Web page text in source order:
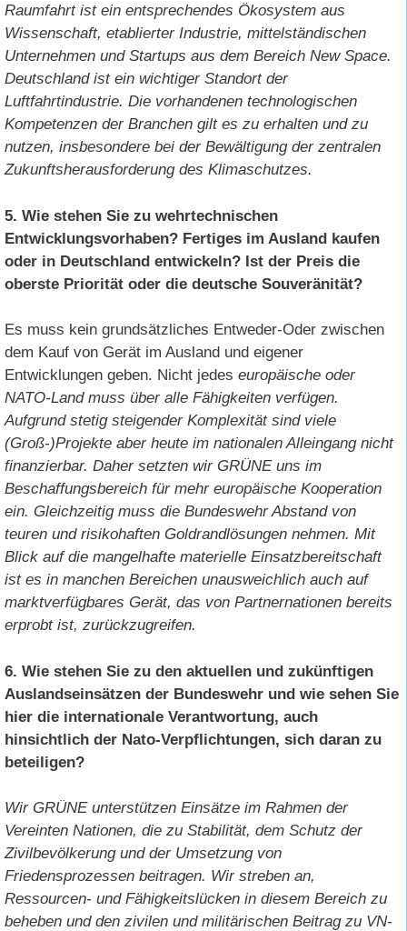
Raumfahrt ist ein entsprechendes Ökosystem aus
Wissenschaft, etablierter Industrie, mittelständischen
Unternehmen und Startups aus dem Bereich New Space.
Deutschland ist ein wichtiger Standort der
Luftfahrtindustrie. Die vorhandenen technologischen
Kompetenzen der Branchen gilt es zu erhalten und zu
nutzen, insbesondere bei der Bewältigung der zentralen
Zukunftsherausforderung des Klimaschutzes.
5. Wie stehen Sie zu wehrtechnischen
Entwicklungsvorhaben? Fertiges im Ausland kaufen
oder in Deutschland entwickeln? Ist der Preis die
oberste Priorität oder die deutsche Souveränität?
Es muss kein grundsätzliches Entweder-Oder zwischen
dem Kauf von Gerät im Ausland und eigener
Entwicklungen geben. Nicht jedes europäische oder
NATO-Land muss über alle Fähigkeiten verfügen.
Aufgrund stetig steigender Komplexität sind viele
(Groß-)Projekte aber heute im nationalen Alleingang nicht
finanzierbar. Daher setzten wir GRÜNE uns im
Beschaffungsbereich für mehr europäische Kooperation
ein. Gleichzeitig muss die Bundeswehr Abstand von
teuren und risikohaften Goldrandlösungen nehmen. Mit
Blick auf die mangelhafte materielle Einsatzbereitschaft
ist es in manchen Bereichen unausweichlich auch auf
marktverfügbares Gerät, das von Partnernationen bereits
erprobt ist, zurückzugreifen.
6. Wie stehen Sie zu den aktuellen und zukünftigen
Auslandseinsätzen der Bundeswehr und wie sehen Sie
hier die internationale Verantwortung, auch
hinsichtlich der Nato-Verpflichtungen, sich daran zu
beteiligen?
Wir GRÜNE unterstützen Einsätze im Rahmen der
Vereinten Nationen, die zu Stabilität, dem Schutz der
Zivilbevölkerung und der Umsetzung von
Friedensprozessen beitragen. Wir streben an,
Ressourcen- und Fähigkeitslücken in diesem Bereich zu
beheben und den zivilen und militärischen Beitrag zu VN-